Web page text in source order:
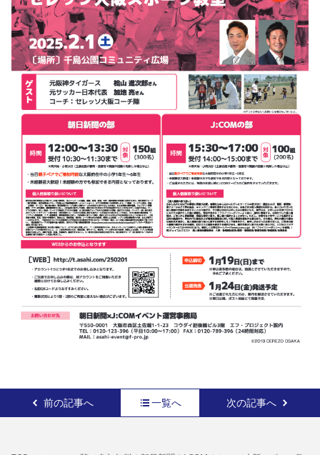
前の記事へ 一覧へ 次の記事へ